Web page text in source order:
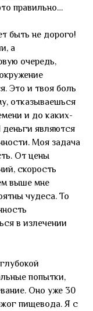
правильно…
быть не дорого!
а
очередь,
Это и твоя боль
отказываешься
и до каких-
деньги являются
Моя задача
От цены
скорость
выше мне
чудеса. То
в излечении
попытки,
Оно уже 30
пищевода. Я с